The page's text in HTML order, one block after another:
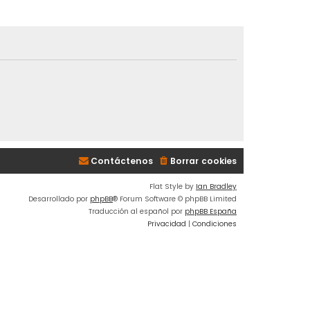
Borrar cookies
Contáctenos
Flat Style by Ian Bradley
Desarrollado por phpBB® Forum Software © phpBB Limited
Traducción al español por phpBB España
Privacidad | Condiciones